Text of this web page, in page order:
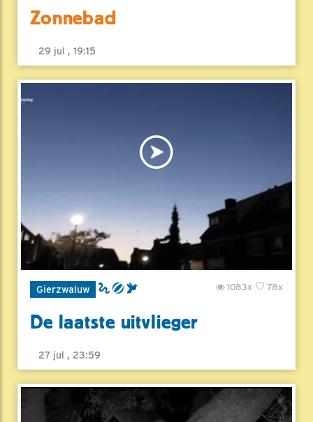
Zonnebad
29 jul , 19:15
Gierzwaluw 78x
1083x
De laatste uitvlieger
27 jul , 23:59